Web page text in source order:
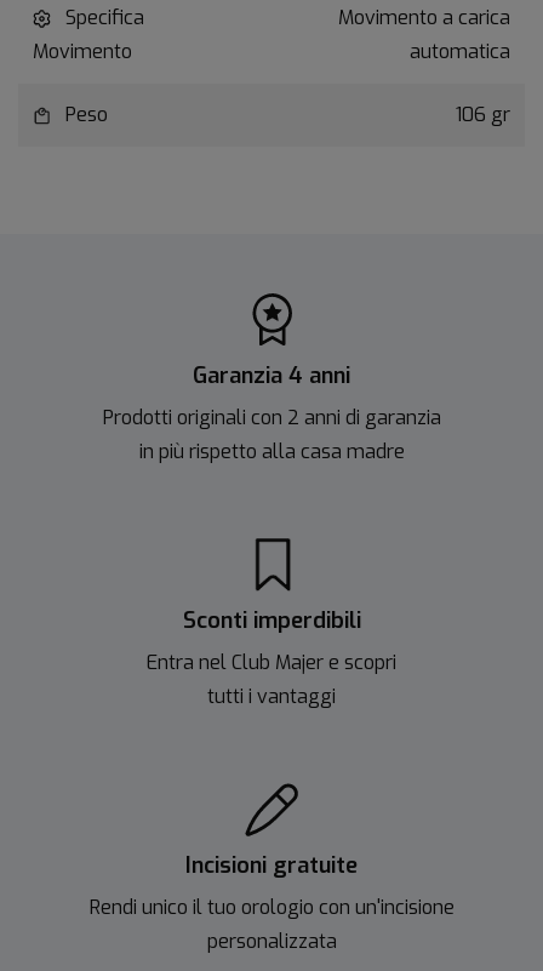
Specifica
Movimento
Movimento a carica
automatica
Peso 106 gr
Garanzia 4 anni
Prodotti originali con 2 anni di garanzia
in più rispetto alla casa madre
Sconti imperdibili
Entra nel Club Majer e scopri
tutti i vantaggi
Incisioni gratuite
Rendi unico il tuo orologio con un'incisione
personalizzata